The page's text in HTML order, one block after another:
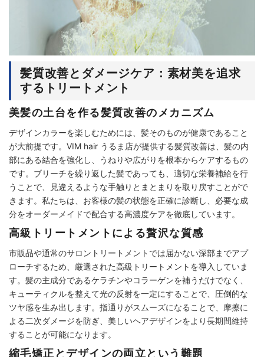
髪質改善とダメージケア：素材美を追求
するトリートメント
美髪の土台を作る髪質改善のメカニズム
デザインカラーを楽しむためには、髪そのものが健康であること
が大前提です。VIM hair うるま店が提供する髪質改善は、髪の内
部にある結合を強化し、うねりや広がりを根本からケアするもの
です。ブリーチを繰り返した髪であっても、適切な栄養補給を行
うことで、見違えるような手触りとまとまりを取り戻すことがで
きます。私たちは、お客様の髪の状態を正確に診断し、必要な成
分をオーダーメイドで配合する高濃度ケアを徹底しています。
高級トリートメントによる贅沢な質感
市販品や通常のサロントリートメントでは届かない深部までアプ
ローチするため、厳選された高級トリートメントを導入していま
す。髪の主成分であるケラチンやコラーゲンを補うだけでなく、
キューティクルを整えて光の反射を一定にすることで、圧倒的な
ツヤ感を生み出します。指通りがスムーズになることで、摩擦に
よる二次ダメージを防ぎ、美しいヘアデザインをより長期間維持
することが可能になります。
縮毛矯正とデザインの両立という難題